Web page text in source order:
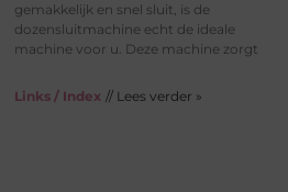
gemakkelijk en snel sluit, is de
dozensluitmachine echt de ideale
machine voor u. Deze machine zorgt
Links / Index // Lees verder »